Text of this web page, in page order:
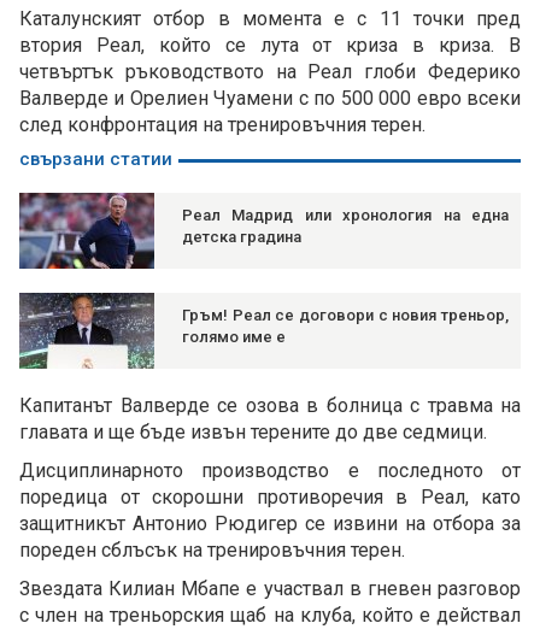
Каталунският отбор в момента е с 11 точки пред
втория Реал, който се лута от криза в криза. В
четвъртък ръководството на Реал глоби Федерико
Валверде и Орелиен Чуамени с по 500 000 евро всеки
след конфронтация на тренировъчния терен.
свързани статии
Реал Мадрид или хронология на една
детска градина
Гръм! Реал се договори с новия треньор,
голямо име е
Капитанът Валверде се озова в болница с травма на
главата и ще бъде извън терените до две седмици.
Дисциплинарното производство е последното от
поредица от скорошни противоречия в Реал, като
защитникът Антонио Рюдигер се извини на отбора за
пореден сблъсък на тренировъчния терен.
Звездата Килиан Мбапе е участвал в гневен разговор
с член на треньорския щаб на клуба, който е действал